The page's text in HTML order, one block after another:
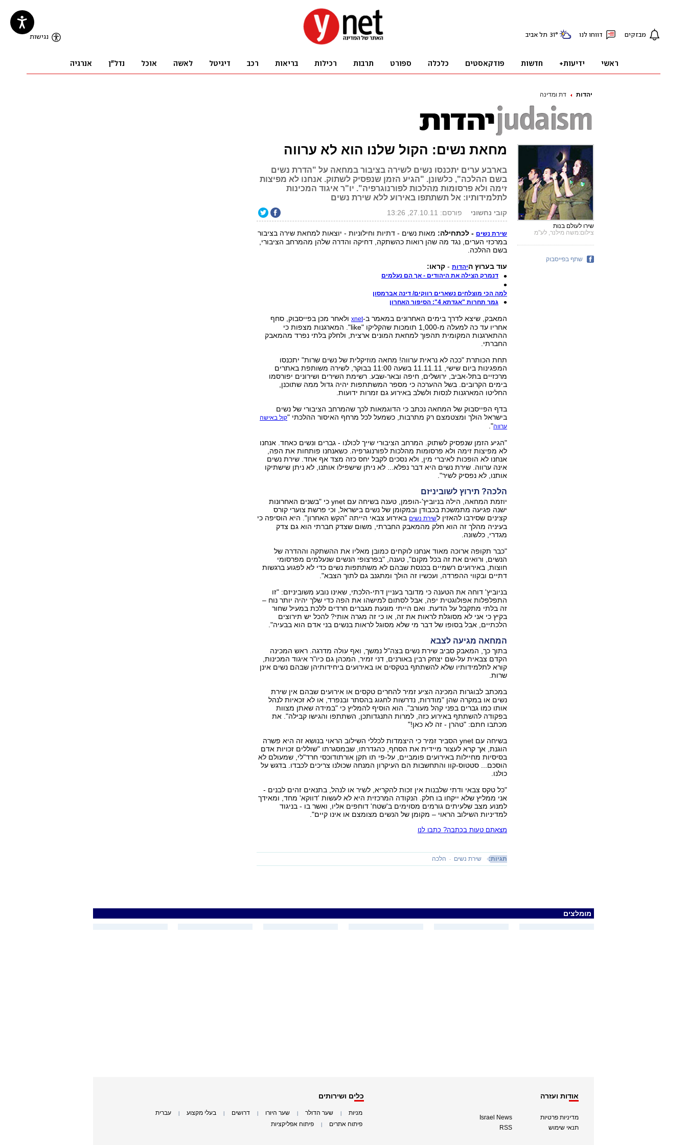
יהדות דת ומדינה
מחאת נשים: הקול שלנו הוא לא ערווה
בארבע ערים יתכנסו נשים לשירה בציבור במחאה על "הדרת נשים
בשם ההלכה", כלשונן. "הגיע הזמן שנפסיק לשתוק. אנחנו לא מפיצות
זימה ולא פרסומות מהלכות לפורנוגרפיה". יו"ר איגוד המכינות
לתלמידותיו: אל תשתתפו באירוע ללא שירת נשים
קובי נחשוני פורסם: 27.10.11, 13:26
שירת נשים - לכתחילה: מאות נשים - דתיות וחילוניות - יוצאות למחאת שירה בציבור
במרכזי הערים, נגד מה שהן רואות כהשתקה, דחיקה והדרה שלהן מהמרחב הציבורי,
בשם ההלכה.
עוד בערוץ היהדות- קראו:
דנמרקהצילה את היהודים - אך הם נעלמים
למה הכי מוצלחים נשארים רווקים/ דינה אברמסון
גמר תחרות "אגדתא 4": הסיפור האחרון
המאבק, שיצא לדרך בימים האחרונים במאמר ב-xnetולאחר מכן בפייסבוק, סחף
אחריו עד כה למעלה מ-1,000 תומכות שהקליקו "like". המארגנות מצפות כי
ההתארגנות המקומית תהפוך למחאת המונים ארצית, ולחלק בלתי נפרד מהמאבק
החברתי.
תחת הכותרת "ככה לא נראית ערווה! מחאה מוזיקלית של נשים שרות" יתכנסו
המפגינות ביום שישי, 11.11.11 בשעה 11:00 בבוקר, לשירה משותפת באתרים
מרכזיים בתל-אביב, ירושלים, חיפה ובאר-שבע. רשימת השירים ושירונים יפורסמו
בימים הקרובים. בשל ההערכה כי מספר המשתתפות יהיה גדול ממה שתוכנן,
החליטו המארגנות לנסות ולשלב באירוע גם זמרות ידועות.
בדף הפייסבוק של המחאה נכתב כי הדוגמאות לכך שהמרחב הציבורי של נשים
בישראל הולך ומצטמצם רק מתרבות, כשמעל לכל מרחף האיסור ההלכתי "קול באישה
ערווה".
"הגיע הזמן שנפסיק לשתוק. המרחב הציבורי שייך לכולנו - גברים ונשים כאחד. אנחנו
לא מפיצות זימה ולא פרסומות מהלכות לפורנוגרפיה. כשאנחנו פותחות את הפה,
אנחנו לא הופכות לאיברי מין, ולא נסכים לקבל יחס כזה מצד אף אחד. שירת נשים
אינה ערווה. שירת נשים היא דבר נפלא... לא ניתן שישפילו אותנו, לא ניתן שישתיקו
אותנו, לא נפסיק לשיר".
הלכה? תירוץ לשוביניזם
יוזמת המחאה, הילה בניוביץ'-הופמן, טענה בשיחה עם ynet כי "בשנים האחרונות
ישנה פגיעה מתמשכת בכבודן ובמקומן של נשים בישראל, וכי פרשת צוערי קורס
קצינים שסירבו להאזין לשירת נשים באירוע צבאי הייתה "הקש האחרון". היא הוסיפה כי
בעיניה מהלך זה הוא חלק מהמאבק החברתי, משום שצדק חברתי הוא גם צדק
מגדרי, כלשונה.
"כבר תקופה ארוכה מאוד אנחנו לוקחים כמובן מאליו את ההשתקה וההדרה של
הנשים, ורואים את זה בכל מקום", טענה, "בפרצופי הנשים שנעלמים מפרסומי
חוצות, באירועים רשמיים בכנסת שבהם לא משתתפות נשים כדי לא לפגוע ברגשות
דתיים ובקווי ההפרדה, ועכשיו זה הולך ומתגנב גם לתוך הצבא".
בניוביץ' דוחה את הטענה כי מדובר בעניין דתי-הלכתי, שאינו נובע משוביניזם: "זו
התפלפלות אפולוגטית יפה, אבל לסתום למישהו את הפה כדי שלך יהיה יותר נוח –
זה בלתי מתקבל על הדעת. ואם הייתי מונעת מגברים חרדים ללכת במעיל שחור
בקיץ כי אני לא מסוגלת לראות את זה, או כי זה מגרה אותי? להכל יש תירוצים
הלכתיים, אבל בסופו של דבר מי שלא מסוגל לראות בנשים בני אדם הוא בבעיה".
המחאה מגיעה לצבא
בתוך כך, המאבק סביב שירת נשים בצה"ל נמשך, ואף עולה מדרגה. ראש המכינה
הקדם צבאית על-שם יצחק רבין באורנים, דני זמיר, המכהן גם כיו"ר איגוד המכינות,
קורא לתלמידותיו שלא להשתתף בטקסים או באירועים ביחידותיהן שבהם נשים אינן
שרות.
במכתב לבוגרות המכינה הציע זמיר להחרים טקסים או אירועים שבהם אין שירת
נשים או במקרה שהן "מודרות, נדרשות לחגוג בהסתר ובנפרד, או לא זכאיות לנהל
אותו כמו גברים בפני קהל מעורב". הוא הוסיף להמליץ כי "במידה שאתן מצוות
בפקודה להשתתף באירוע כזה, למרות התנגדותכן, השתתפו והגישו קבילה". את
מכתבו חתם: "טהרן - זה לא כאן!"
בשיחה עם ynet הסביר זמיר כי היצמדות לכללי השילוב הראוי בנושא זה היא פשרה
הוגנת, אך קרא לעצור מיידית את הסחף, כהגדרתו, שבמסגרתו "שוללים זכויות אדם
בסיסיות מחיילות באירועים פומביים, על-פי תו תקן אורתודוכסי חרד"לי, שמעולם לא
הוסכם... סטטוס-קוו והתחשבות הם העיקרון המנחה שכולנו צריכים לכבדו. בדגש על
כולנו.
"כל טקס צבאי ודתי שלבנות אין זכות להקריא, לשיר או לנהל, בתנאים זהים לבנים -
אני ממליץ שלא ייקחו בו חלק. הנקודה המרכזית היא לא לעשות 'דווקא' מחד, ומאידך
למנוע מצב שלעיתים גורמים מסוימים ב'שטח' דוחפים אליו, ואשר בו - בניגוד
למדיניות השילוב הראוי – מקומן של הנשים מצומצם או אינו קיים".
מצאתם טעות בכתבה? כתבו לנו
תגיות: שירת נשים הלכה
שירו לעולם בנות
צילום:משה מילנר, לע"מ
שתף בפייסבוק
מומלצים
אודות ועזרה
מדיניות פרטיות
תנאי שימוש
Israel News
RSS
כלים ושירותים
מניות שער הדולר שער היורו דרושים בעלי מקצוע עברית
פיתוח אתרים פיתוח אפליקציות